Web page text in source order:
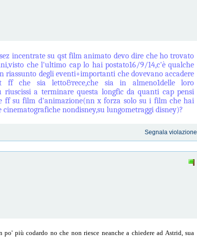
incentrate su qst film animato devo dire che ho trovato
che l'ultimo cap lo hai postato16/9/14,c'è qualche
degli eventi+importanti che dovevano accadere
che sia letto&rece,che sia in almeno1delle loro
riuscissi a terminare questa longfic da quanti cap pensi
ff su film d'animazione(nn x forza solo su i film che hai
nondisney,su lungometraggi disney)?
Segnala violazione
più codardo no che non riesce neanche a chiedere ad Astrid, sua